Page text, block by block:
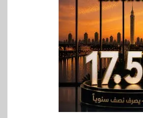
حماقي يشعل سعادة ساحل في
رأس الحكمة.. وبوسي مفاجأة
الحفل
اقتصاد
وزيرا التخطيط والبترول يبحثان
جهود تحقيق أمن الطاقة